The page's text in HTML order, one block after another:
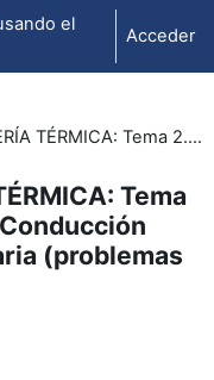
el
Acceder
BLOQUE 2 - INGENIERÍA TÉRMICA: Tema 2. Transmisión de calor - Conducción unidimensional estacionaria (problemas activos)
Tema
(problemas